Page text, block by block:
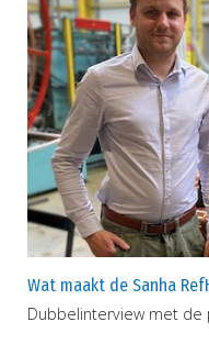
Wat maakt de Sanha
Dubbelinterview met de